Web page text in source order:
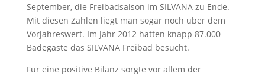
September, die Freibadsaison im SILVANA zu Ende.
Mit diesen Zahlen liegt man sogar noch über dem
Vorjahreswert. Im Jahr 2012 hatten knapp 87.000
Badegäste das SILVANA Freibad besucht.
Für eine positive Bilanz sorgte vor allem der